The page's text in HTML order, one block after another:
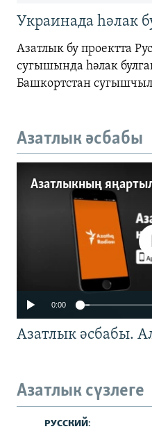
Украинада һәлак
Азатлык бу проектта
сугышында һәлак
Башкортстан
Азатлык әсбабы
No media
0:00
Азатлык әсбабы.
Азатлык сүзлеге